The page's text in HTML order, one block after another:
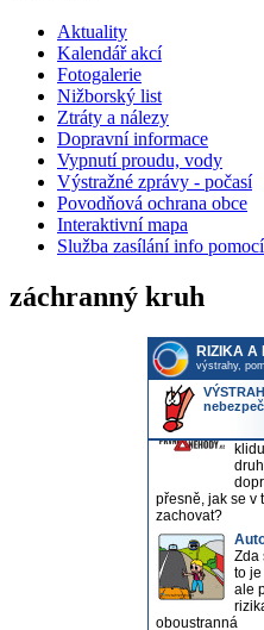
Aktuality
Kalendář akcí
Fotogalerie
Nižborský list
Ztráty a nálezy
Dopravní informace
Vypnutí proudu, vody
Výstražné zprávy - počasí
Povodňová ochrana obce
Interaktivní mapa
Služba zasílání info
záchranný kruh